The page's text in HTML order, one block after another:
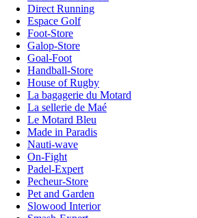
Direct Running
Espace Golf
Foot-Store
Galop-Store
Goal-Foot
Handball-Store
House of Rugby
La bagagerie du Motard
La sellerie de Maé
Le Motard Bleu
Made in Paradis
Nauti-wave
On-Fight
Padel-Expert
Pecheur-Store
Pet and Garden
Slowood Interior